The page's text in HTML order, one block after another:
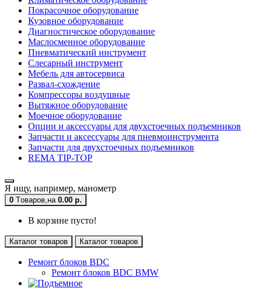
Покрасочное оборудование
Кузовное оборудование
Диагностическое оборудование
Маслосменное оборудование
Пневматический инструмент
Слесарный инструмент
Мебель для автосервиса
Развал-схождение
Компрессоры воздушные
Вытяжное оборудование
Моечное оборудование
Опции и аксессуары для двухстоечных подъемников
Запчасти и аксессуары для пневмоинструмента
Запчасти для двухстоечных подъемников
REMA TIP-TOP
Я ищу, например, манометр
0 Tоваров,на 0.00 р.
В корзине пусто!
Каталог товаров Каталог товаров
Ремонт блоков BDC
Ремонт блоков BDC BMW